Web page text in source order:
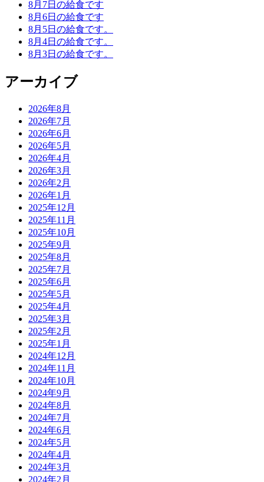
8月7日の給食です
8月6日の給食です
8月5日の給食です。
8月4日の給食です。
8月3日の給食です。
アーカイブ
2026年8月
2026年7月
2026年6月
2026年5月
2026年4月
2026年3月
2026年2月
2026年1月
2025年12月
2025年11月
2025年10月
2025年9月
2025年8月
2025年7月
2025年6月
2025年5月
2025年4月
2025年3月
2025年2月
2025年1月
2024年12月
2024年11月
2024年10月
2024年9月
2024年8月
2024年7月
2024年6月
2024年5月
2024年4月
2024年3月
2024年2月